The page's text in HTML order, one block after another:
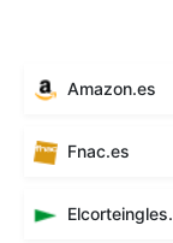
Amazon.es
Fnac.es
Elcorteingles.es